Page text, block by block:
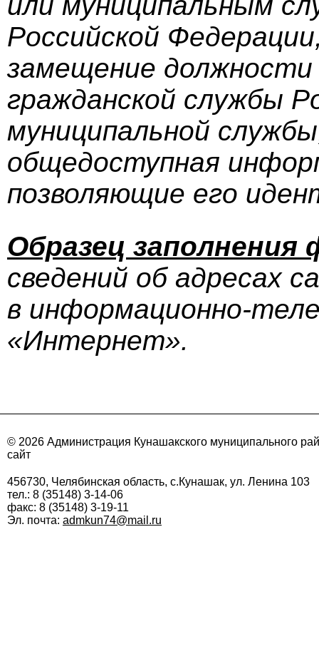
Российской
замещение должности
гражданской службы
муниципальной
общедоступная
позволяющие его
Образец
сведений об адресах
в информационно-
«Интернет».
© 2026 Администрация Кунашакского муниципального
сайт
456730, Челябинская область, с.Кунашак, ул. Ленина 103
тел.: 8 (35148) 3-14-06
факс: 8 (35148) 3-19-11
Эл. почта: admkun74@mail.ru